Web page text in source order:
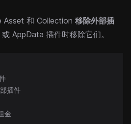
Asset 和 Collection 移除外部插
AppData 插件时移除它们。
插件
金